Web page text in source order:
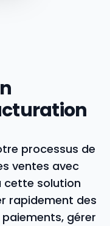
processus de
ventes avec
cette solution
rapidement des
gérer